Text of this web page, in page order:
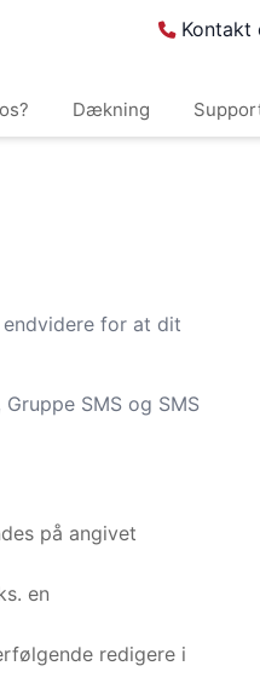
Kontakt
Dækning
for at dit
SMS og SMS
på angivet
en
redigere i